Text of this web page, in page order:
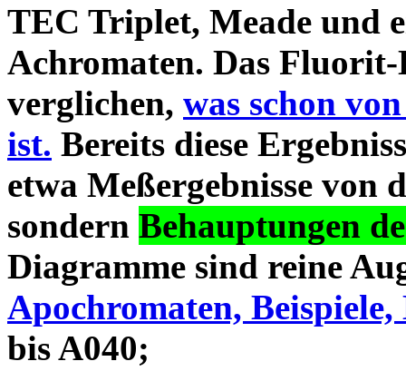
TEC Triplet, Meade und
Achromaten. Das
verglichen, was schon
ist. Bereits diese
etwa Meßergebnisse von
sondern Behauptungen
Diagramme sind reine
Apochromaten, Beispiele,
bis A040;